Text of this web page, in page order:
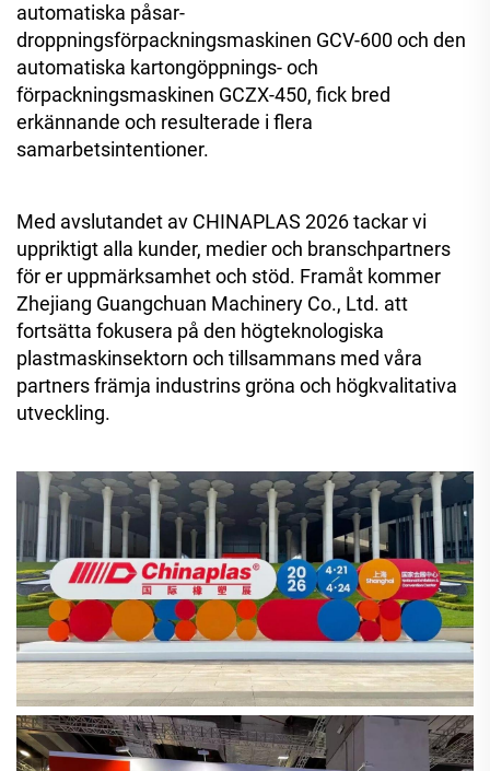
automatiska påsar-
droppningsförpackningsmaskinen GCV-600 och den
automatiska kartongöppnings- och
förpackningsmaskinen GCZX-450, fick bred
erkännande och resulterade i flera
samarbetsintentioner.
Med avslutandet av CHINAPLAS 2026 tackar vi
uppriktigt alla kunder, medier och branschpartners
för er uppmärksamhet och stöd. Framåt kommer
Zhejiang Guangchuan Machinery Co., Ltd. att
fortsätta fokusera på den högteknologiska
plastmaskinsektorn och tillsammans med våra
partners främja industrins gröna och högkvalitativa
utveckling.